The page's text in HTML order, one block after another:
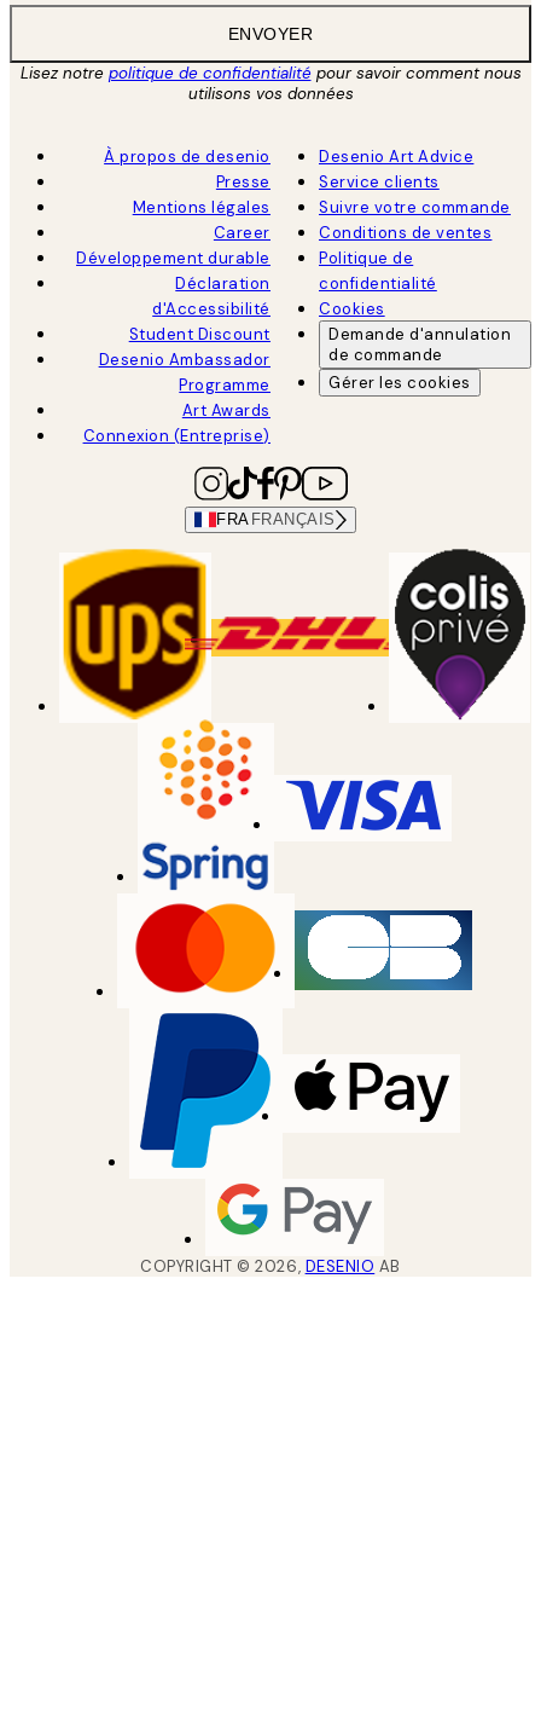
ENVOYER
Lisez notre politique de confidentialitépour savoir comment nous
utilisons vos données
À propos de desenio
Presse
Mentions légales
Career
Développement durable
Déclaration
d'Accessibilité
Student Discount
Desenio Ambassador
Programme
Art Awards
Connexion (Entreprise)
Desenio Art Advice
Service clients
Suivre votre commande
Conditions de ventes
Politique de
confidentialité
Cookies
Demande d'annulation
de commande
Gérer les cookies
FRA FRANÇAIS
COPYRIGHT ©2026, DESENIO AB